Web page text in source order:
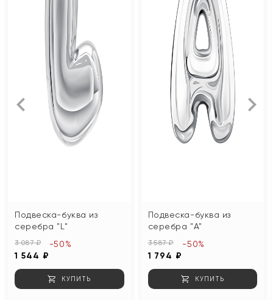
Подвеска-буква из
серебра "L"
3 087 ₽
1 544 ₽
-50%
КУПИТЬ
Подвеска-буква из
серебра "А"
3 587 ₽
1 794 ₽
-50%
КУПИТЬ